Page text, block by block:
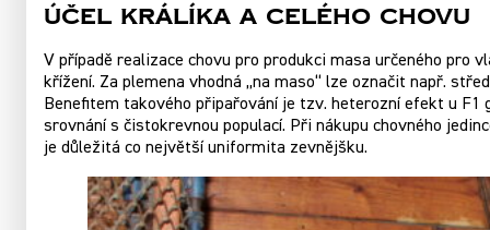
Účel králíka a celého chovu
V případě realizace chovu pro produkci masa určeného pro
křížení. Za plemena vhodná „na maso“ lze označit např.
Benefitem takového připařování je tzv. heterozní efekt u
srovnání s čistokrevnou populací. Při nákupu chovného
je důležitá co největší uniformita zevnějšku.